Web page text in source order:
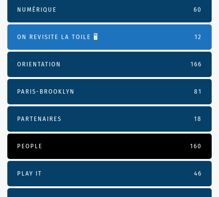
NUMÉRIQUE 60
ON REVISITE LA TOILE 🖥️ 12
ORIENTATION 166
PARIS-BROOKLYN 81
PARTENAIRES 18
PEOPLE 160
PLAY IT 46